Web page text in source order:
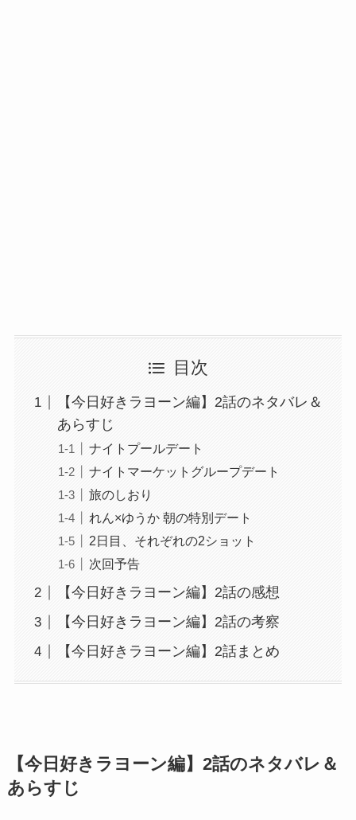
目次
【今日好きラヨーン編】2話のネタバレ＆
あらすじ
ナイトプールデート
ナイトマーケットグループデート
旅のしおり
れん×ゆうか 朝の特別デート
2日目、それぞれの2ショット
次回予告
【今日好きラヨーン編】2話の感想
【今日好きラヨーン編】2話の考察
【今日好きラヨーン編】2話まとめ
【今日好きラヨーン編】2話のネタバレ＆
あらすじ